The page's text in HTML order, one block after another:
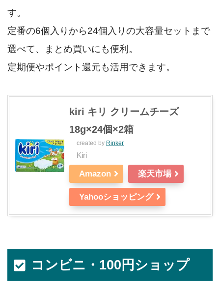
す。
定番の6個入りから24個入りの大容量セットまで
選べて、まとめ買いにも便利。
定期便やポイント還元も活用できます。
kiri キリ クリームチーズ
18g×24個×2箱
created by Rinker
Kiri
Amazon 楽天市場
Yahooショッピング
コンビニ・100円ショップ